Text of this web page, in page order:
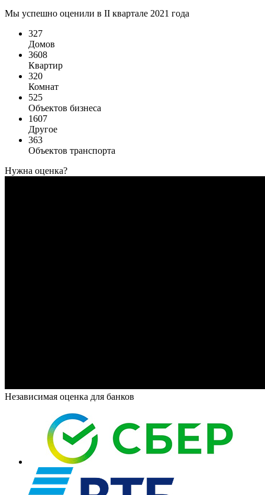
Мы успешно оценили в II квартале 2021 года
327
Домов
3608
Квартир
320
Комнат
525
Объектов бизнеса
1607
Другое
363
Объектов транспорта
Нужна оценка?
Независимая оценка для банков